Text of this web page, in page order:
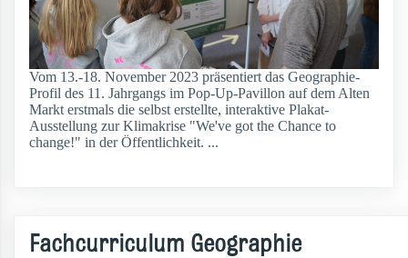
Vom 13.-18. November 2023 präsentiert das Geographie-
Profil des 11. Jahrgangs im Pop-Up-Pavillon auf dem Alten
Markt erstmals die selbst erstellte, interaktive Plakat-
Ausstellung zur Klimakrise "We've got the Chance to
change!" in der Öffentlichkeit. ...
Fachcurriculum Geographie